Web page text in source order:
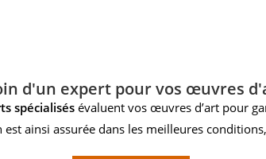
d'un expert pour vos œuvres
spécialisés évaluent vos œuvres d’art pour
ainsi assurée dans les meilleures conditions,